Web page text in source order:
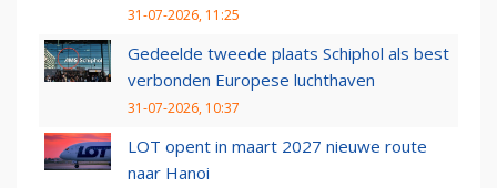
31-07-2026, 11:25
Gedeelde tweede plaats Schiphol als best
verbonden Europese luchthaven
31-07-2026, 10:37
LOT opent in maart 2027 nieuwe route
naar Hanoi